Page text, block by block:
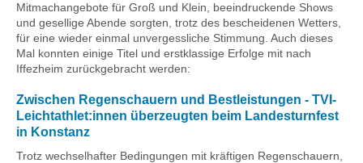
Mitmachangebote für Groß und Klein, beeindruckende Shows
und gesellige Abende sorgten, trotz des bescheidenen Wetters,
für eine wieder einmal unvergessliche Stimmung. Auch dieses
Mal konnten einige Titel und erstklassige Erfolge mit nach
Iffezheim zurückgebracht werden:
Zwischen Regenschauern und Bestleistungen - TVI-
Leichtathlet:innen überzeugten beim Landesturnfest
in Konstanz
Trotz wechselhafter Bedingungen mit kräftigen Regenschauern,